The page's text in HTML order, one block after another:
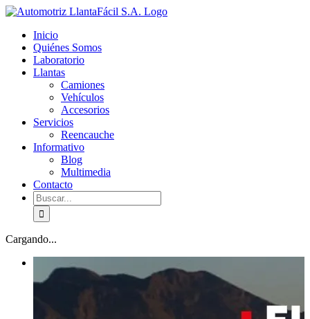
Skip
content
facebook
youtube
Inicio
Quiénes Somos
Laboratorio
Llantas
Camiones
Vehículos
Accesorios
Servicios
Reencauche
Informativo
Blog
Multimedia
Contacto
Buscar:
Cargando...